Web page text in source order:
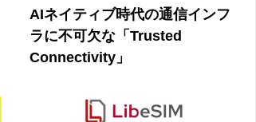
AIネイティブ時代の通信インフ
ラに不可欠な「Trusted
Connectivity」